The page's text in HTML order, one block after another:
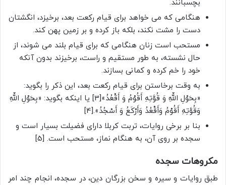
بچسبانند.
هنگامی که می خواهد برای قیام رکعت بعد، برخیزد، انگشتان
دست را مشت نکند، بلکه باز کرده و بر زمین پهن کند.
مستحب است زنان هنگامی که برای قیام بلند می شوند، از
حال نشسته، به ‌طور مستقیم و راست، برخیزند بدون آنکه
خود را خم کرده و کمانی بسازند.
به وقت برخاستن برای قیام رکعت بعد، این ذکر را بگوید:
«بِحَوْلِ اللّهِ وَ قُوَّتِهِ أَقُوْمُ وَ أَقْعُدُ»[3] یا اینکه بگوید: «بِحَوْلِ اللّهِ
وَقُوَّتِهِ أَقُوْمُ وَأَقْعُدُ وَأَرْکَعُ وَ أَسْجُدُ».[4]
بنا بر برخی روایات، تربت کربلا دارای فضیلت بسیار است و
سجده بر روی آن، به هنگام نماز، مستحب است. [5]
مکروهات سجده
طبق روایات و سیره و سخن بزرگان دین، در سجده، انجام چند امر